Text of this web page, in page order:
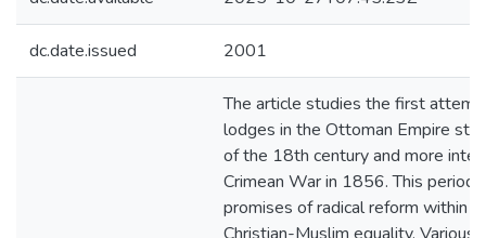
dc.date.issued 2001
The article studies the first
lodges in the Ottoman Empire
of the 18th century and more
Crimean War in 1856. This period
promises of radical reform within